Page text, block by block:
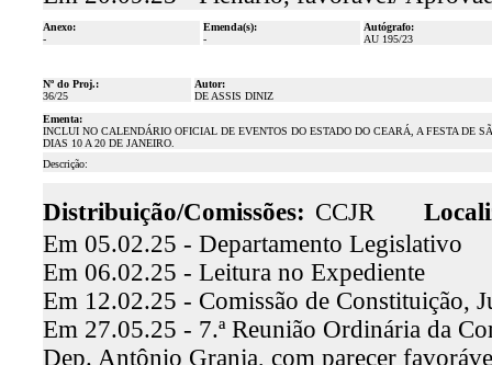
Anexo:
-
Emenda(s):
-
Autógrafo:
AU 195/23
Nº do Proj.:
36/25
Autor:
DE ASSIS DINIZ
Ementa:
INCLUI NO CALENDÁRIO OFICIAL DE EVENTOS DO ESTADO DO CEARÁ, A FESTA DE
DIAS 10 A 20 DE JANEIRO.
Descrição:
Distribuição/Comissões: CCJR
Em 05.02.25 - Departamento Legislativo
Em 06.02.25 - Leitura no Expediente
Em 12.02.25 - Comissão de Constituição,
Em 27.05.25 - 7.ª Reunião Ordinária da
Dep. Antônio Granja, com parecer